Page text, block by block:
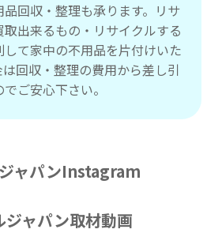
回収・整理も承ります。リサ
出来るもの・リサイクルする
て家中の不用品を片付けいた
回収・整理の費用から差し引
ご安心下さい。
ャパンInstagram
ジャパン取材動画